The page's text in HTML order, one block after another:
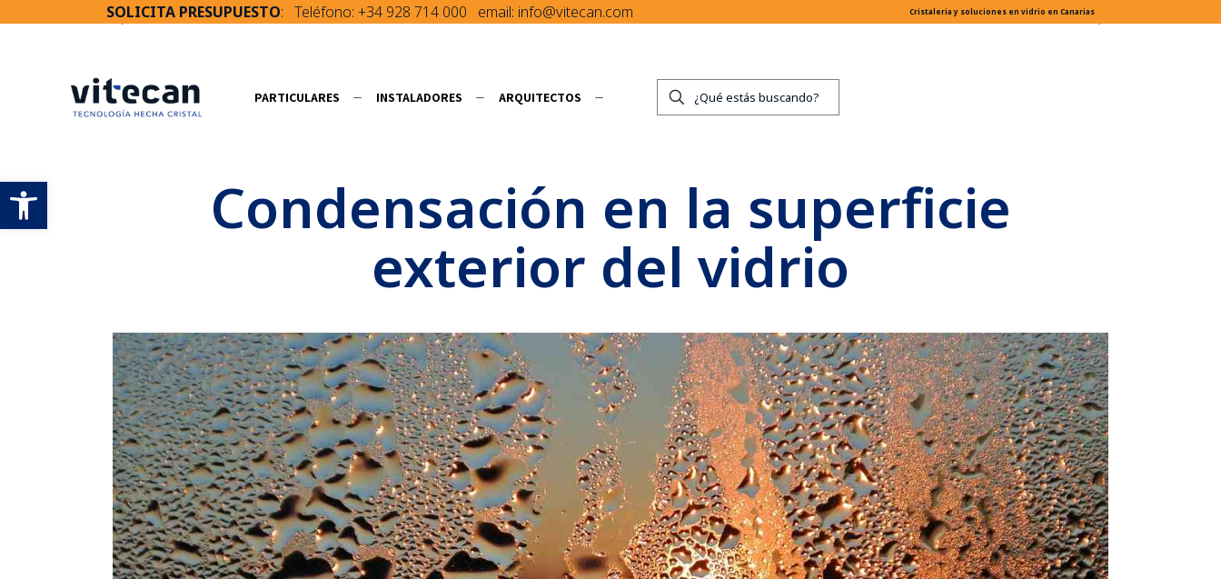
SOLICITA PRESUPUESTO: Teléfono: +34 928 714 000 email: info@vitecan.com Cristaleria y soluciones en vidrio en Canarias
PARTICULARES INSTALADORES ARQUITECTOS
Condensación en la superficie exterior del vidrio
Publicado por
Condensación en la superficie
exterior del vidrio
Abrir barra de herramientas